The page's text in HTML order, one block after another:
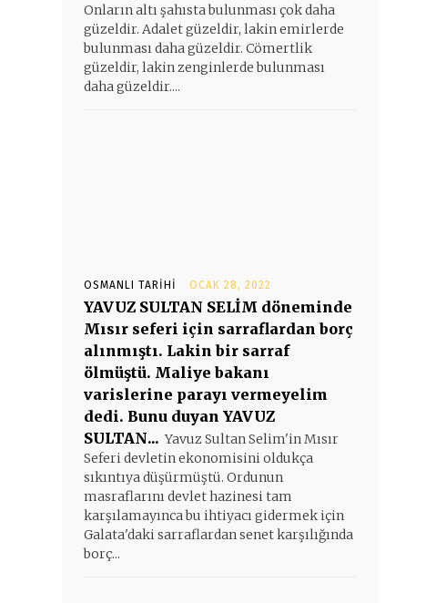
Onların altı şahısta bulunması çok daha
güzeldir. Adalet güzeldir, lakin emirlerde
bulunması daha güzeldir. Cömertlik
güzeldir, lakin zenginlerde bulunması
daha güzeldir....
OSMANLI TARIHI OCAK 28, 2022
YAVUZ SULTAN SELİM döneminde
Mısır seferi için sarraflardan borç
alınmıştı. Lakin bir sarraf
ölmüştü. Maliye bakanı
varislerine parayı vermeyelim
dedi. Bunu duyan YAVUZ
SULTAN... Yavuz Sultan Selim'in Mısır
Seferi devletin ekonomisini oldukça
sıkıntıya düşürmüştü. Ordunun
masraflarını devlet hazinesi tam
karşılamayınca bu ihtiyacı gidermek için
Galata'daki sarraflardan senet karşılığında
borç...